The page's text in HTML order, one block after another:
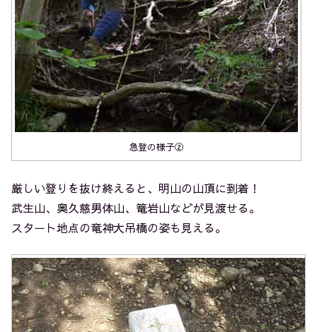
急登の様子②
厳しい登りを抜け終えると、明山の山頂に到着！
武生山、奥久慈男体山、篭岩山などが見渡せる。
スタート地点の竜神大吊橋の姿も見える。